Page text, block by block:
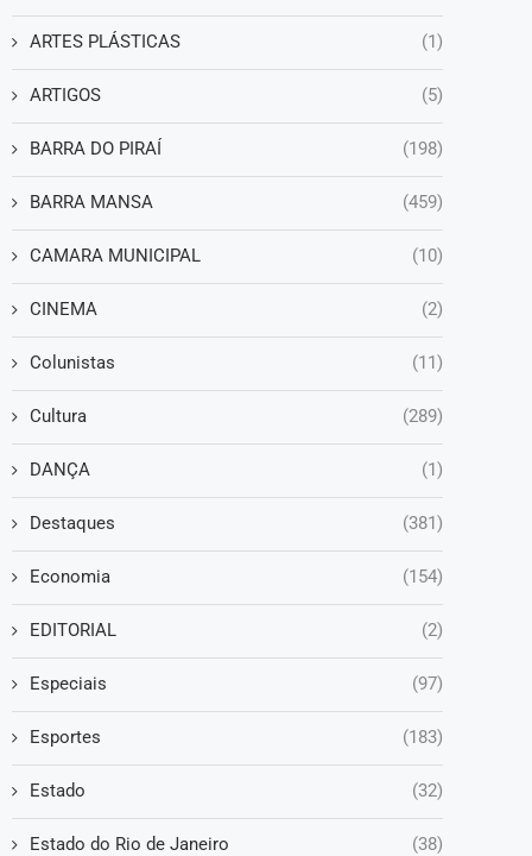
ARTES PLÁSTICAS (1)
ARTIGOS (5)
BARRA DO PIRAÍ (198)
BARRA MANSA (459)
CAMARA MUNICIPAL (10)
CINEMA (2)
Colunistas (11)
Cultura (289)
DANÇA (1)
Destaques (381)
Economia (154)
EDITORIAL (2)
Especiais (97)
Esportes (183)
Estado (32)
Estado do Rio de Janeiro (38)